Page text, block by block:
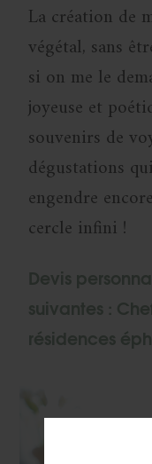
La création de
végétal, sans
si on me le
joyeuse et
souvenirs de
dégustations
engendre
cercle infini !